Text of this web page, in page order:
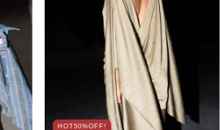
HOT50%OFF!